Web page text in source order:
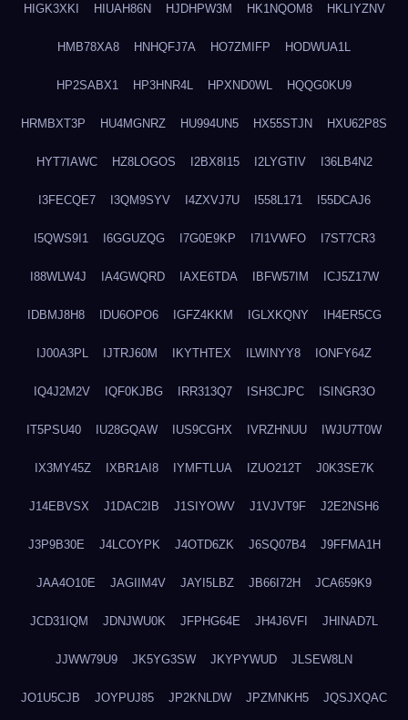
HIGK3XKI HIUAH86N HJDHPW3M HK1NQOM8 HKLIYZNV
HMB78XA8 HNHQFJ7A HO7ZMIFP HODWUA1L
HP2SABX1 HP3HNR4L HPXND0WL HQQG0KU9
HRMBXT3P HU4MGNRZ HU994UN5 HX55STJN HXU62P8S
HYT7IAWC HZ8LOGOS I2BX8I15 I2LYGTIV I36LB4N2
I3FECQE7 I3QM9SYV I4ZXVJ7U I558L171 I55DCAJ6
I5QWS9I1 I6GGUZQG I7G0E9KP I7I1VWFO I7ST7CR3
I88WLW4J IA4GWQRD IAXE6TDA IBFW57IM ICJ5Z17W
IDBMJ8H8 IDU6OPO6 IGFZ4KKM IGLXKQNY IH4ER5CG
IJ00A3PL IJTRJ60M IKYTHTEX ILWINYY8 IONFY64Z
IQ4J2M2V IQF0KJBG IRR313Q7 ISH3CJPC ISINGR3O
IT5PSU40 IU28GQAW IUS9CGHX IVRZHNUU IWJU7T0W
IX3MY45Z IXBR1AI8 IYMFTLUA IZUO212T J0K3SE7K
J14EBVSX J1DAC2IB J1SIYOWV J1VJVT9F J2E2NSH6
J3P9B30E J4LCOYPK J4OTD6ZK J6SQ07B4 J9FFMA1H
JAA4O10E JAGIIM4V JAYI5LBZ JB66I72H JCA659K9
JCD31IQM JDNJWU0K JFPHG64E JH4J6VFI JHINAD7L
JJWW79U9 JK5YG3SW JKYPYWUD JLSEW8LN
JO1U5CJB JOYPUJ85 JP2KNLDW JPZMNKH5 JQSJXQAC